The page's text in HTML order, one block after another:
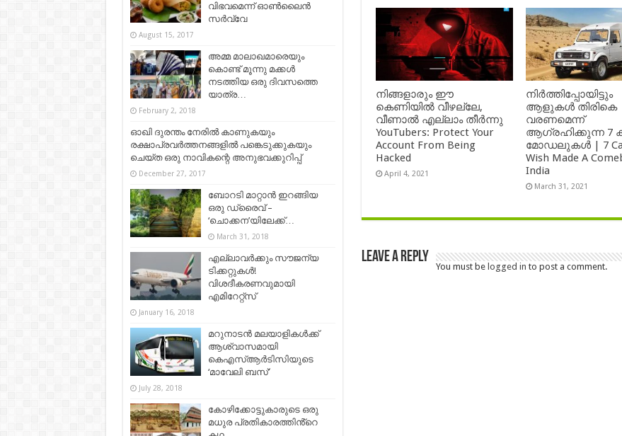
നിങ്ങളാരും ഈ
കെണിയിൽ വീഴല്ലേ,
വീണാൽ എല്ലാം തീർന്നു
YouTubers: Protect Your
Account From Being
Hacked
April 4, 2021
നിർത്തിപ്പോയിട്ടും
ആളുകൾ തിരികെ
വരണമെന്ന്
ആഗ്രഹിക്കുന്ന 7
മോഡലുകൾ | 7
Wish Made A
India
March 31, 2021
Leave a Reply
You must be logged in to post a comment.
വിഭവമെന്ന് ഓണ്‍ലൈന്‍
സര്‍വ്വേ
August 15, 2017
അമ്മ മാലാഖമാരെയും
കൊണ്ട് മൂന്നു മക്കള്‍
നടത്തിയ ഒരു ദിവസത്തെ
യാത്ര…
February 2, 2018
ഓഖി ദുരന്തം നേരില്‍ കാണുകയും
രക്ഷാപ്രവര്‍ത്തനങ്ങളില്‍ പങ്കെടുക്കുകയും
ചെയ്ത ഒരു നാവികന്റെ അനുഭവക്കുറിപ്പ്​
December 27, 2017
ബോറടി മാറ്റാൻ ഇറങ്ങിയ
ഒരു ഡ്രൈവ് –
‘ചൊക്കന’യിലേക്ക്…
March 31, 2018
എല്ലാവര്‍ക്കും സൗജന്യ
ടിക്കറ്റുകള്‍!
വിശദീകരണവുമായി
എമിറേറ്റ്‌സ്
January 16, 2018
മറുനാടൻ മലയാളികൾക്ക്
ആശ്വാസമായി
കെഎസ്ആർടിസിയുടെ
‘മാവേലി ബസ്’
July 28, 2018
കോഴിക്കോട്ടുകാരുടെ ഒരു
മധുര പ്രതികാരത്തിൻ്റെ